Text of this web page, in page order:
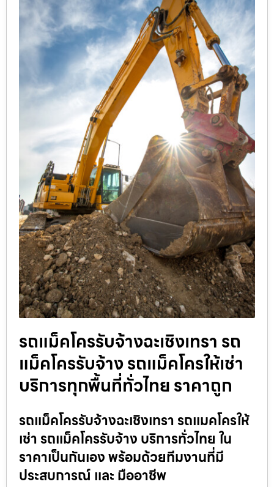
รถแม็คโครรับจ้างฉะเชิงเทรา รถ
แม็คโครรับจ้าง รถแม็คโครให้เช่า
บริการทุกพื้นที่ทั่วไทย ราคาถูก
รถแม็คโครรับจ้างฉะเชิงเทรา รถแมคโครให้
เช่า รถแม็คโครรับจ้าง บริการทั่วไทย ใน
ราคาเป็นกันเอง พร้อมด้วยทีมงานที่มี
ประสบการณ์ และ มืออาชีพ